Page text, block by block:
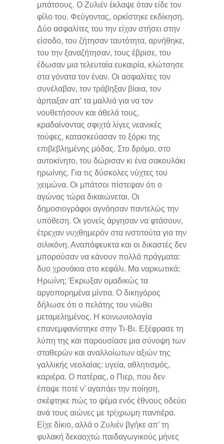
μπάτσους. Ο Ζυλιέν έκλαψε όταν είδε τον
φίλο του. Φεύγοντας, ορκίστηκε εκδίκηση.
Δύο ασφαλίτες του την είχαν στήσει στην
είσοδο, του ζήτησαν ταυτότητα, αρνήθηκε,
του την ξαναζήτησαν, τους έβρισε, του
έδωσαν μια τελευταία ευκαιρία, κλώτσησε
στα γόνατα τον έναν. Οι ασφαλίτες τον
συνέλαβαν, τον τράβηξαν βίαια, τον
άρπαξαν απ’ τα μαλλιά για να τον
νουθετήσουν και άθελά τους,
κραδαίνοντας σφιχτά λίγες νεανικές
τούφες, κατασκεύασαν το ξόρκι της
επιβεβλημένης μόδας. Στο δρόμο, στο
αυτοκίνητο, του δώρισαν κι ένα σακουλάκι
ηρωίνης. Για τις δύσκολες νύχτες του
χειμώνα. Οι μπάτσοι πίστεψαν ότι ο
αγώνας τώρα δικαιώνεται. Οι
δημοσιογράφοι αγνόησαν παντελώς την
υπόθεση. Οι γονείς άργησαν να φτάσουν,
έτρεχαν νυχθημερόν στα ινστιτούτα για την
σιλικόνη. Αναπόφευκτα και οι δικαστές δεν
μπορούσαν να κάνουν πολλά πράγματα:
δυο χρονάκια στο κεφάλι. Μα ναρκωτικά;
Ηρωίνη; Έκρωξαν ομαδικώς τα
αργοπορημένα μίντια. Ο δικηγόρος
δήλωσε ότι ο πελάτης του νιώθει
μεταμελημένος. Η κοινωνιολογία
επανεμφανίστηκε στην Τι-Βι. Εξέφρασε τη
λύπη της και παρουσίασε μια σύνοψη των
σταθερών και αναλλοίωτων αξιών της
γαλλικής νεολαίας: υγεία, αθλητισμός,
καριέρα. Ο πατέρας, ο Πιερ, που δεν
έπαψε ποτέ ν’ αγαπάει την ποίηση,
σκέφτηκε πώς το ψέμα ενός έθνους οδεύει
ανά τους αιώνες με τρίχρωμη παντιέρα.
Είχε δίκιο, αλλά ο Ζυλιέν βγήκε απ’ τη
φυλακή δεκαοχτώ παιδαγωγικούς μήνες